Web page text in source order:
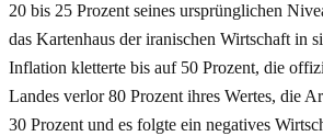
20 bis 25 Prozent seines ursprünglichen
das Kartenhaus der iranischen Wirtschaft in
Inflation kletterte bis auf 50 Prozent, die
Landes verlor 80 Prozent ihres Wertes, die
30 Prozent und es folgte ein negatives